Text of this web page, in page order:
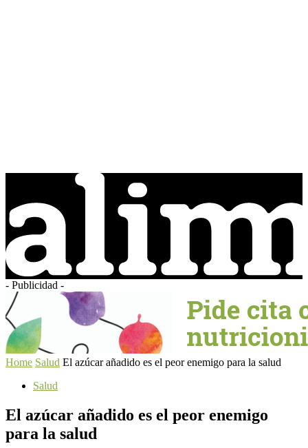
- Publicidad -
Home Salud El azúcar añadido es el peor enemigo para la salud
Salud
El azúcar añadido es el peor enemigo
para la salud